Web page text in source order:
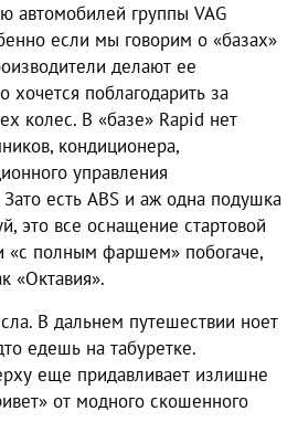
автомобилей группы VAG
если мы говорим о «базах»
делают ее
хочется поблагодарить за
колес. В «базе» Rapid нет
кондиционера,
управления
есть ABS и аж одна подушка
это все оснащение стартовой
«с полным фаршем» побогаче,
«Октавия».
В дальнем путешествии ноет
едешь на табуретке.
еще придавливает излишне
от модного скошенного